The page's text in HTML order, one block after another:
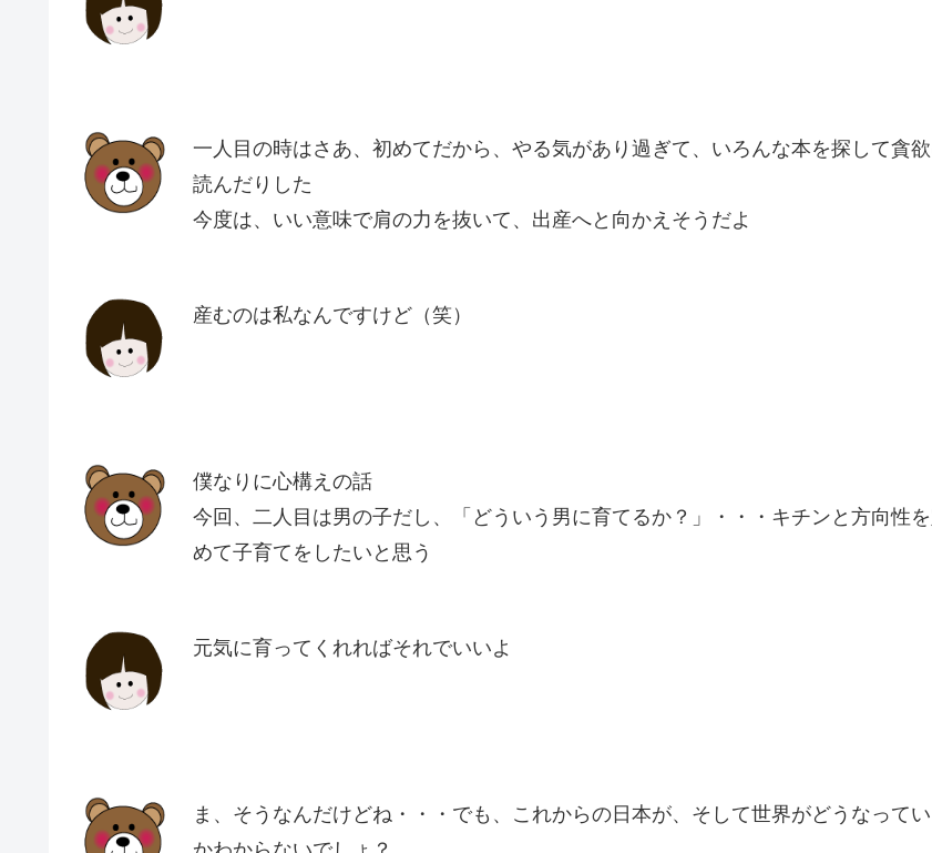
一人目の時はさあ、初めてだから、やる気があり過ぎて、いろんな本を探して貪
読んだりした
今度は、いい意味で肩の力を抜いて、出産へと向かえそうだよ
産むのは私なんですけど（笑）
僕なりに心構えの話
今回、二人目は男の子だし、「どういう男に育てるか？」・・・キチンと方向性
めて子育てをしたいと思う
元気に育ってくれればそれでいいよ
ま、そうなんだけどね・・・でも、これからの日本が、そして世界がどうなってい